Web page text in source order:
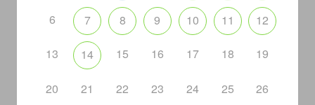
6 7 8 9 10 11 12
13 14 15 16 17 18 19
20 21 22 23 24 25 26